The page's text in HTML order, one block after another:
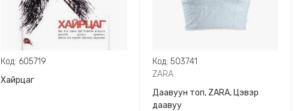
Код: 605719
Хайрцаг
Код: 503741
ZARA
Даавуун топ, ZARA, Цэвэр
даавуу